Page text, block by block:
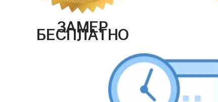
ЗАМЕР
БЕСПЛАТНО